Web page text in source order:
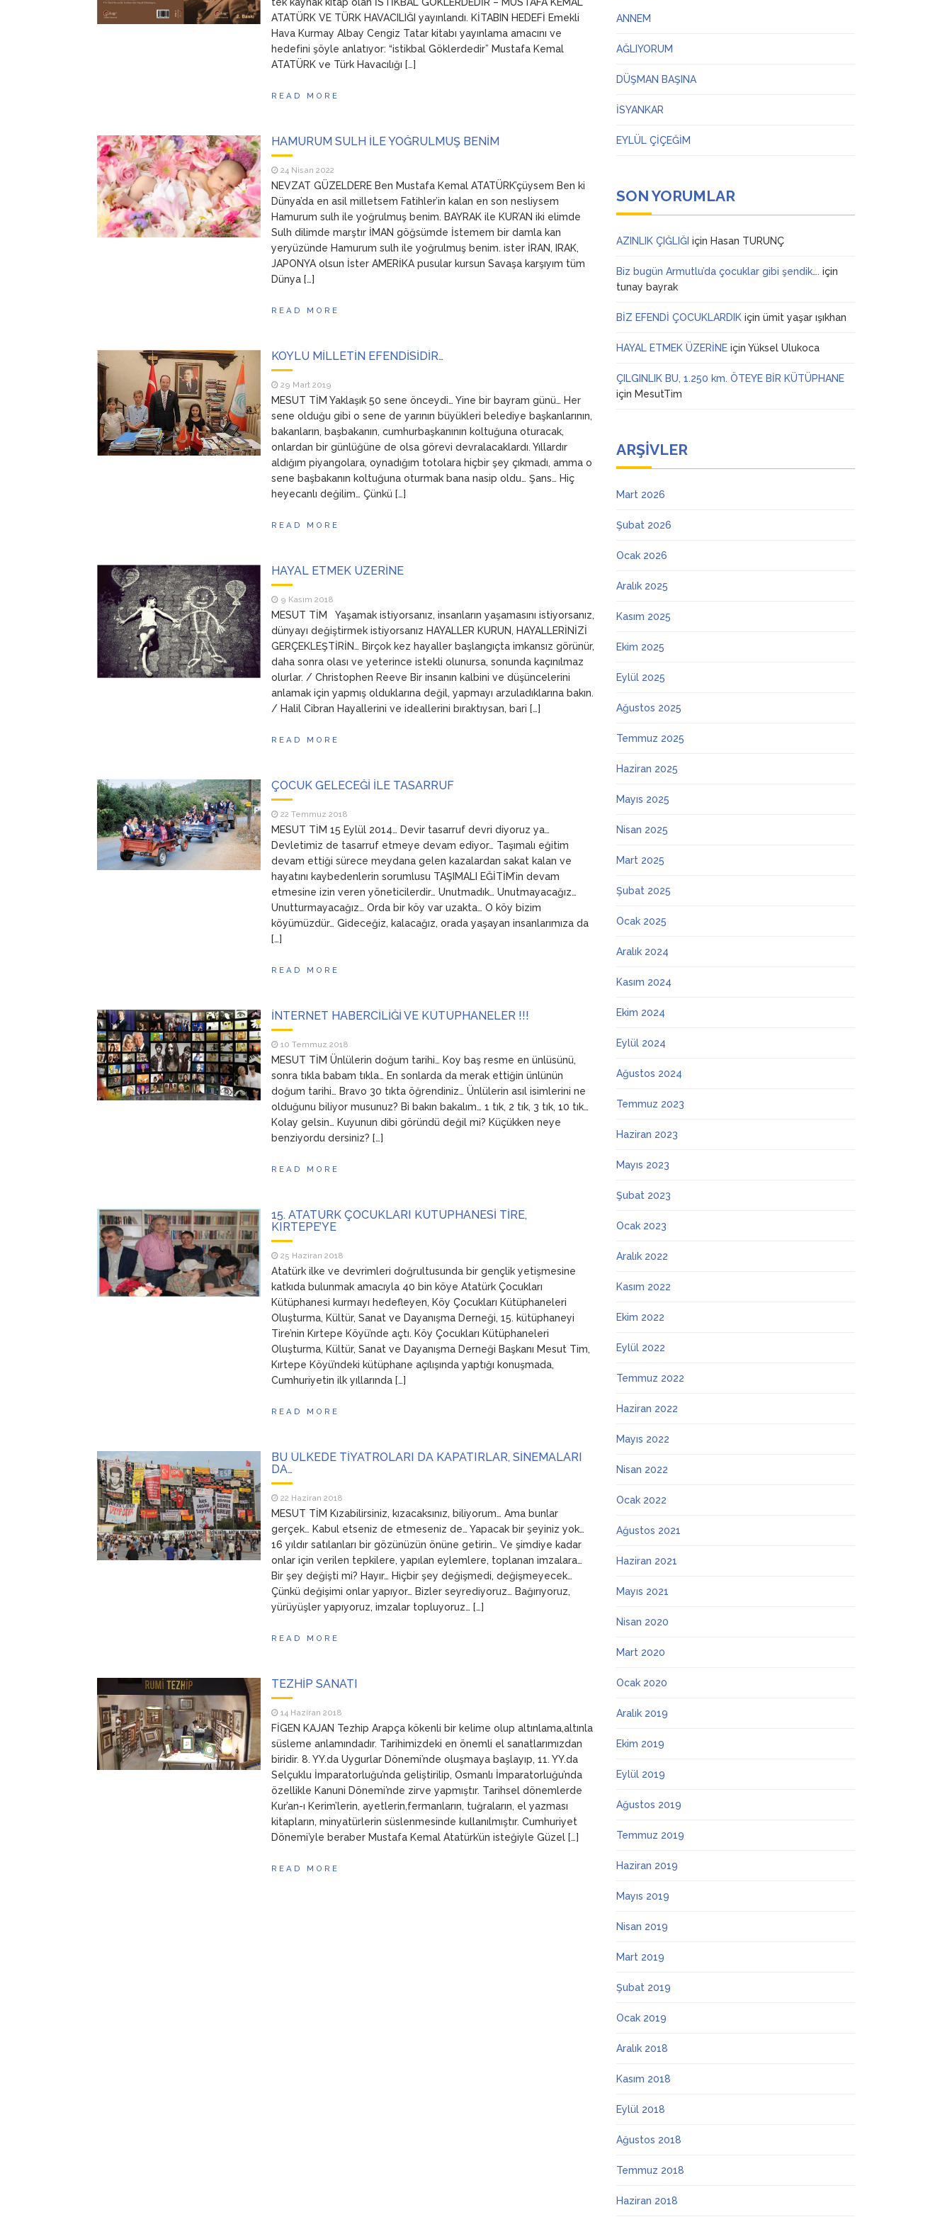
ATATÜRK VE TÜRK HAVACILIĞI yayınlandı. KİTABIN HEDEFİ Emekli
Hava Kurmay Albay Cengiz Tatar kitabı yayınlama amacını ve
hedefini şöyle anlatıyor: “istikbal Göklerdedir” Mustafa Kemal
ATATÜRK ve Türk Havacılığı […]
READ MORE
HAMURUM SULH İLE YOĞRULMUŞ BENİM
24 Nisan 2022
NEVZAT GÜZELDERE Ben Mustafa Kemal ATATÜRK’çüysem Ben ki
Dünya’da en asil milletsem Fatihler’in kalan en son nesliysem
Hamurum sulh ile yoğrulmuş benim. BAYRAK ile KUR’AN iki elimde
Sulh dilimde marştır İMAN göğsümde İstemem bir damla kan
yeryüzünde Hamurum sulh ile yoğrulmuş benim. ister İRAN, IRAK,
JAPONYA olsun İster AMERİKA pusular kursun Savaşa karşıyım tüm
Dünya […]
READ MORE
KÖYLÜ MİLLETİN EFENDİSİDİR…
29 Mart 2019
MESUT TİM Yaklaşık 50 sene önceydi… Yine bir bayram günü… Her
sene olduğu gibi o sene de yarının büyükleri belediye başkanlarının,
bakanların, başbakanın, cumhurbaşkanının koltuğuna oturacak,
onlardan bir günlüğüne de olsa görevi devralacaklardı. Yıllardır
aldığım piyangolara, oynadığım totolara hiçbir şey çıkmadı, amma o
sene başbakanın koltuğuna oturmak bana nasip oldu… Şans… Hiç
heyecanlı değilim… Çünkü […]
READ MORE
HAYAL ETMEK ÜZERİNE
9 Kasım 2018
MESUT TİM Yaşamak istiyorsanız, insanların yaşamasını istiyorsanız,
dünyayı değiştirmek istiyorsanız HAYALLER KURUN, HAYALLERİNİZİ
GERÇEKLEŞTİRİN… Birçok kez hayaller başlangıçta imkansız görünür,
daha sonra olası ve yeterince istekli olunursa, sonunda kaçınılmaz
olurlar. / Christophen Reeve Bir insanın kalbini ve düşüncelerini
anlamak için yapmış olduklarına değil, yapmayı arzuladıklarına bakın.
/ Halil Cibran Hayallerini ve ideallerini bıraktıysan, bari […]
READ MORE
ÇOCUK GELECEĞİ İLE TASARRUF
22 Temmuz 2018
MESUT TİM 15 Eylül 2014… Devir tasarruf devri diyoruz ya…
Devletimiz de tasarruf etmeye devam ediyor… Taşımalı eğitim
devam ettiği sürece meydana gelen kazalardan sakat kalan ve
hayatını kaybedenlerin sorumlusu TAŞIMALI EĞİTİM’in devam
etmesine izin veren yöneticilerdir… Unutmadık… Unutmayacağız…
Unutturmayacağız… Orda bir köy var uzakta… O köy bizim
köyümüzdür… Gideceğiz, kalacağız, orada yaşayan insanlarımıza da
[…]
READ MORE
İNTERNET HABERCİLİĞİ VE KÜTÜPHANELER !!!
10 Temmuz 2018
MESUT TİM Ünlülerin doğum tarihi… Koy baş resme en ünlüsünü,
sonra tıkla babam tıkla… En sonlarda da merak ettiğin ünlünün
doğum tarihi… Bravo 30 tıkta öğrendiniz… Ünlülerin asıl isimlerini ne
olduğunu biliyor musunuz? Bi bakın bakalım… 1 tık, 2 tık, 3 tık, 10 tık…
Kolay gelsin… Kuyunun dibi göründü değil mi? Küçükken neye
benziyordu dersiniz? […]
READ MORE
15. ATATÜRK ÇOCUKLARI KÜTÜPHANESİ TİRE,
KIRTEPE’YE
25 Haziran 2018
Atatürk ilke ve devrimleri doğrultusunda bir gençlik yetişmesine
katkıda bulunmak amacıyla 40 bin köye Atatürk Çocukları
Kütüphanesi kurmayı hedefleyen, Köy Çocukları Kütüphaneleri
Oluşturma, Kültür, Sanat ve Dayanışma Derneği, 15. kütüphaneyi
Tire’nin Kırtepe Köyü’nde açtı. Köy Çocukları Kütüphaneleri
Oluşturma, Kültür, Sanat ve Dayanışma Derneği Başkanı Mesut Tim,
Kırtepe Köyü’ndeki kütüphane açılışında yaptığı konuşmada,
Cumhuriyetin ilk yıllarında […]
READ MORE
BU ÜLKEDE TİYATROLARI DA KAPATIRLAR, SİNEMALARI
DA…
22 Haziran 2018
MESUT TİM Kızabilirsiniz, kızacaksınız, biliyorum… Ama bunlar
gerçek… Kabul etseniz de etmeseniz de… Yapacak bir şeyiniz yok…
16 yıldır satılanları bir gözünüzün önüne getirin… Ve şimdiye kadar
onlar için verilen tepkilere, yapılan eylemlere, toplanan imzalara…
Bir şey değişti mi? Hayır… Hiçbir şey değişmedi, değişmeyecek…
Çünkü değişimi onlar yapıyor… Bizler seyrediyoruz… Bağırıyoruz,
yürüyüşler yapıyoruz, imzalar topluyoruz… […]
READ MORE
TEZHİP SANATI
14 Haziran 2018
FİGEN KAJAN Tezhip Arapça kökenli bir kelime olup altınlama,altınla
süsleme anlamındadır. Tarihimizdeki en önemli el sanatlarımızdan
biridir. 8. YY.da Uygurlar Dönemi’nde oluşmaya başlayıp, 11. YY.da
Selçuklu İmparatorluğu’nda geliştirilip, Osmanlı İmparatorluğu’nda
özellikle Kanuni Dönemi’nde zirve yapmıştır. Tarihsel dönemlerde
Kur’an-ı Kerim’lerin, ayetlerin,fermanların, tuğraların, el yazması
kitapların, minyatürlerin süslenmesinde kullanılmıştır. Cumhuriyet
Dönemi’yle beraber Mustafa Kemal Atatürk’ün isteğiyle Güzel […]
READ MORE
ANNEM
AĞLIYORUM
DÜŞMAN BAŞINA
İSYANKAR
EYLÜL ÇİÇEĞİM
SON YORUMLAR
AZINLIK ÇIĞLIĞI için Hasan TURUNÇ
Biz bugün Armutlu’da çocuklar gibi şendik…. için
tunay bayrak
BİZ EFENDİ ÇOCUKLARDIK içinümit yaşar ışıkhan
HAYAL ETMEK ÜZERİNE içinYüksel Ulukoca
ÇILGINLIK BU, 1.250 km. ÖTEYE BİR KÜTÜPHANE
için MesutTim
ARŞIVLER
Mart 2026
Şubat 2026
Ocak 2026
Aralık 2025
Kasım 2025
Ekim 2025
Eylül 2025
Ağustos 2025
Temmuz 2025
Haziran 2025
Mayıs 2025
Nisan 2025
Mart 2025
Şubat 2025
Ocak 2025
Aralık 2024
Kasım 2024
Ekim 2024
Eylül 2024
Ağustos 2024
Temmuz 2023
Haziran 2023
Mayıs 2023
Şubat 2023
Ocak 2023
Aralık 2022
Kasım 2022
Ekim 2022
Eylül 2022
Temmuz 2022
Haziran 2022
Mayıs 2022
Nisan 2022
Ocak 2022
Ağustos 2021
Haziran 2021
Mayıs 2021
Nisan 2020
Mart 2020
Ocak 2020
Aralık 2019
Ekim 2019
Eylül 2019
Ağustos 2019
Temmuz 2019
Haziran 2019
Mayıs 2019
Nisan 2019
Mart 2019
Şubat 2019
Ocak 2019
Aralık 2018
Kasım 2018
Eylül 2018
Ağustos 2018
Temmuz 2018
Haziran 2018